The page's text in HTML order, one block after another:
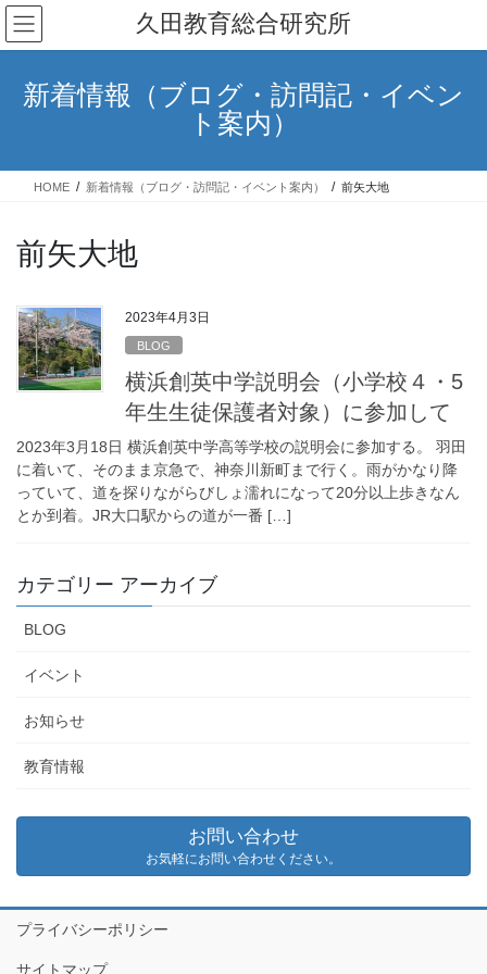
コ
ン
テ
キ
ナ
ビ
ゲ
に
久田教育総合研究所
新着情報（ブログ・訪問記・イベン
ト案内）
HOME 新着情報（ブログ・訪問記・イベント案内） 前矢大地
前矢大地
2023年4月3日
BLOG
横浜創英中学説明会（小学校４・5
年生生徒保護者対象）に参加して
2023年3月18日 横浜創英中学高等学校の説明会に参加する。 羽田
に着いて、そのまま京急で、神奈川新町まで行く。雨がかなり降
っていて、道を探りながらびしょ濡れになって20分以上歩きなん
とか到着。JR大口駅からの道が一番 […]
カテゴリー アーカイブ
BLOG
イベント
お知らせ
教育情報
お問い合わせ
お気軽にお問い合わせください。
プライバシーポリシー
サイトマップ